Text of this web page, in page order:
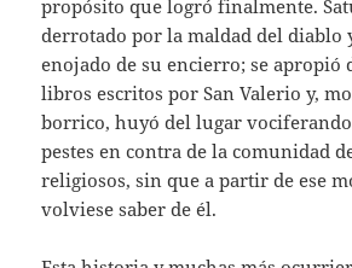
propósito que logró finalmente.
derrotado por la maldad del diablo
enojado de su encierro; se apropió
libros escritos por San Valerio y,
borrico, huyó del lugar
pestes en contra de la comunidad
religiosos, sin que a partir de ese
volviese saber de él.